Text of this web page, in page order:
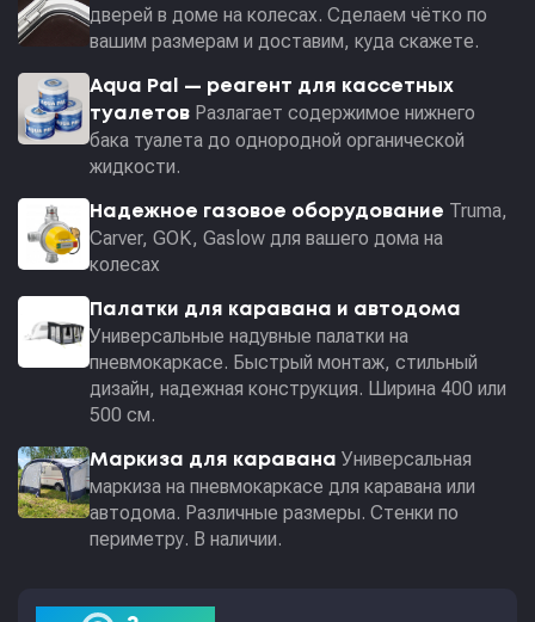
дверей в доме на колесах. Сделаем чётко по
вашим размерам и доставим, куда скажете.
Aqua Pal — pеагент для кассетных
туалетов Разлагает содержимое нижнего
бака туалета до однородной органической
жидкости.
Надежное газовое оборудование Truma,
Carver, GOK, Gaslow для вашего дома на
колесах
Палатки для каравана и автодома
Универсальные надувные палатки на
пневмокаркасе. Быстрый монтаж, стильный
дизайн, надежная конструкция. Ширина 400 или
500 см.
Маркиза для каравана Универсальная
маркиза на пневмокаркасе для каравана или
автодома. Различные размеры. Стенки по
периметру. В наличии.